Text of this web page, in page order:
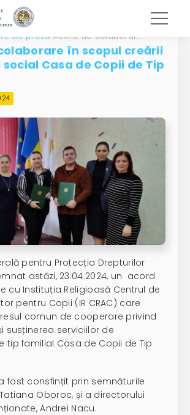
de presă Acord de colaborare în scopul creării serviciului social Casa de Copii de Tip Familial
în scopul creării
Casa de Copii de Tip
pentru Protecția Drepturilor
astăzi, 23.04.2024, un acord
cu Instituția Religioasă Centrul de
pentru Copii (IR CRAC) care
comun de cooperare privind
susținerea serviciilor de
tip familial Casa de Copii de Tip
fost consfințit prin semnăturile
Tatiana Oboroc, și a directorului
Andrei Nacu.